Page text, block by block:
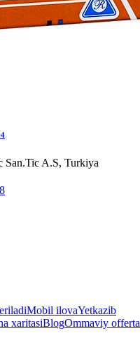
A.S, Turkiya
Mobil ilovaYetkazib
xaritasiBlogOmmaviy offerta